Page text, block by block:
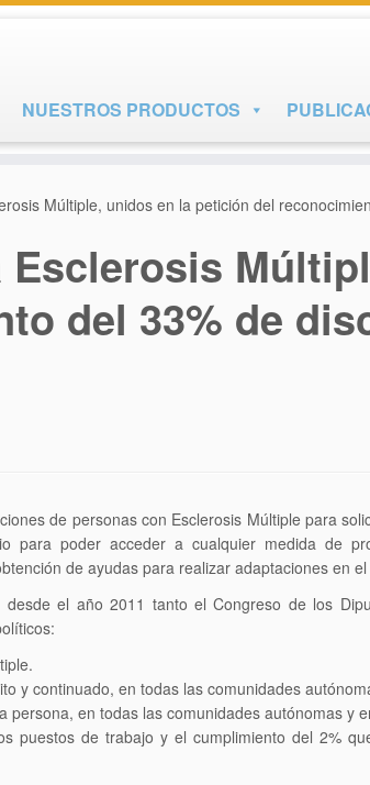
NUESTROS PRODUCTOS
Múltiple, unidos en la petición del
Esclerosis
del 33% de
de personas con Esclerosis Múltiple para
para poder acceder a cualquier medida de
de ayudas para realizar adaptaciones en el
el año 2011 tanto el Congreso de los
y continuado, en todas las comunidades
en todas las comunidades autónomas y
puestos de trabajo y el cumplimiento del 2%